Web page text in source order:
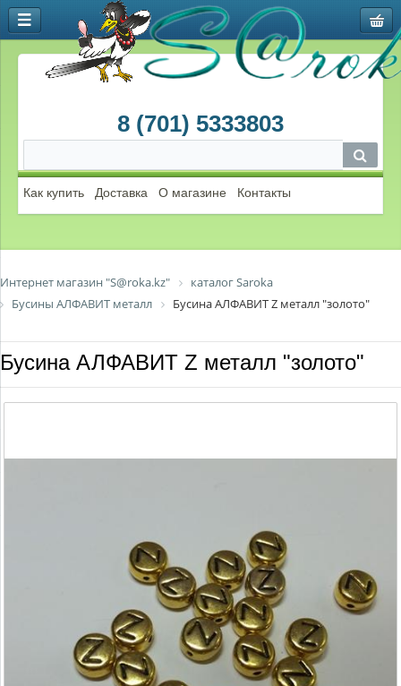
8 (701) 5333803
Как купить Доставка О магазине Контакты
Интернет магазин "S@roka.kz"
каталог Saroka
Бусины АЛФАВИТ металл
Бусина АЛФАВИТ Z металл "золото"
Бусина АЛФАВИТ Z металл "золото"